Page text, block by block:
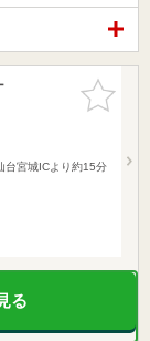
お気に入
りに追加
台宮城ICより約15分
る